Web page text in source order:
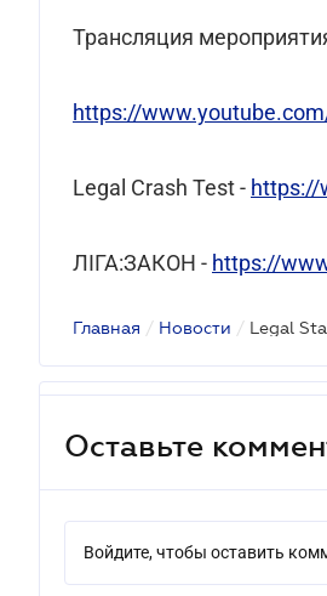
Трансляция
https://
Legal Crash Test - https://
ЛІГА:ЗАКОН - https://
Главная / Новости /
Оставьте
Войдите, чтобы оставить